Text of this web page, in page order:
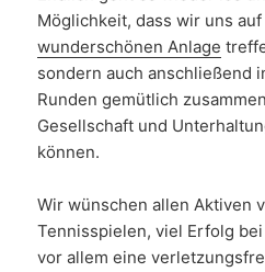
Möglichkeit, dass wir uns
wunderschönen Anlage
sondern auch anschließend
Runden gemütlich
Gesellschaft und
können.
Wir wünschen allen Aktiven
Tennisspielen, viel Erfolg
vor allem eine